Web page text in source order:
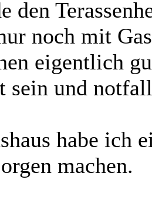
den
noch mit
eigentlich
sein und
habe ich
machen.